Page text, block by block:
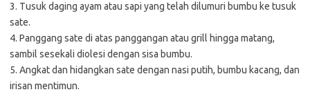
3. Tusuk daging ayam atau sapi yang telah dilumuri bumbu ke tusuk
sate.
4. Panggang sate di atas panggangan atau grill hingga matang,
sambil sesekali diolesi dengan sisa bumbu.
5. Angkat dan hidangkan sate dengan nasi putih, bumbu kacang, dan
irisan mentimun.